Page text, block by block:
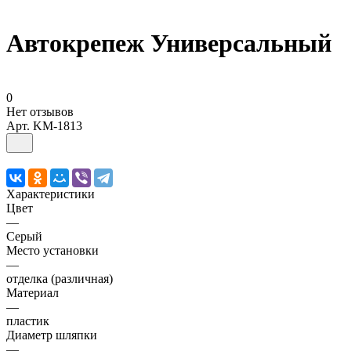
Автокрепеж Универсальный
0
Нет отзывов
Арт. KM-1813
Характеристики
Цвет
—
Серый
Место установки
—
отделка (различная)
Материал
—
пластик
Диаметр шляпки
—